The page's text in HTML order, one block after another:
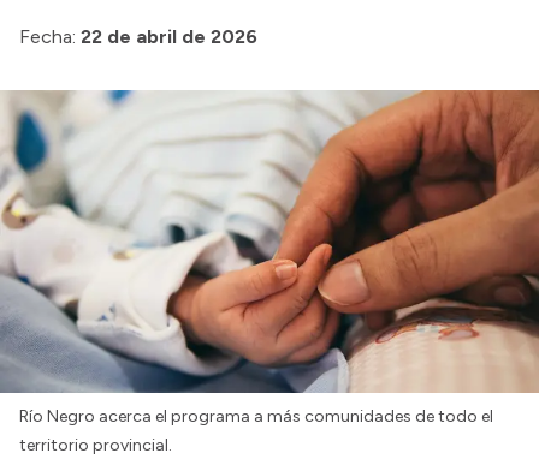
Login
Fecha: 22 de abril de 2026
Río Negro acerca el programa a más comunidades de todo el
territorio provincial.